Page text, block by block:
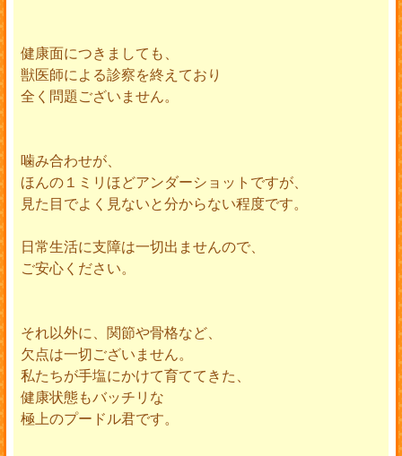
健康面につきましても、
獣医師による診察を終えており
全く問題ございません。
噛み合わせが、
ほんの１ミリほどアンダーショットですが、
見た目でよく見ないと分からない程度です。
日常生活に支障は一切出ませんので、
ご安心ください。
それ以外に、関節や骨格など、
欠点は一切ございません。
私たちが手塩にかけて育ててきた、
健康状態もバッチリな
極上のプードル君です。